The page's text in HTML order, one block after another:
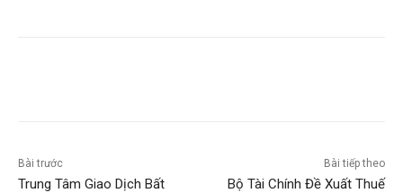
Bài trước
Trung Tâm Giao Dịch Bất
Bài tiếp theo
Bộ Tài Chính Đề Xuất Thuế